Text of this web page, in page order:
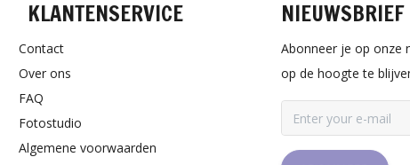
KLANTENSERVICE
Contact
Over ons
FAQ
Fotostudio
Algemene voorwaarden
NIEUWSBRIEF
Abonneer je op onze
op de hoogte te